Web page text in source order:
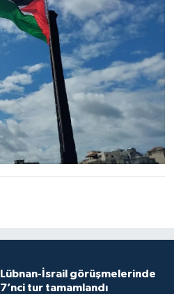
Lübnan-İsrail görüşmelerinde
7’nci tur tamamlandı